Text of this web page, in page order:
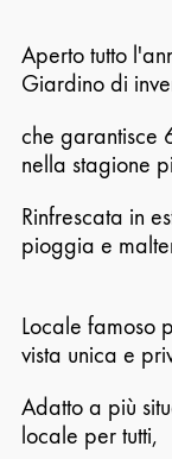
Aperto tutto
Giardino di
che garantisce
nella stagione
Rinfrescata in
pioggia e
Locale famoso
vista unica e
Adatto a più
locale per tutti,